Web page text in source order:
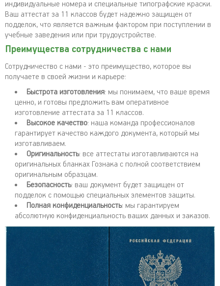
индивидуальные номера и специальные типографские краски.
Ваш аттестат за 11 классов будет надежно защищен от
подделок, что является важным фактором при поступлении в
учебные заведения или при трудоустройстве.
Преимущества сотрудничества с нами
Сотрудничество с нами - это преимущество, которое вы
получаете в своей жизни и карьере:
Быстрота изготовления: мы понимаем, что ваше время
ценно, и готовы предложить вам оперативное
изготовление аттестата за 11 классов.
Высокое качество: наша команда профессионалов
гарантирует качество каждого документа, который мы
изготавливаем.
Оригинальность: все аттестаты изготавливаются на
оригинальных бланках Гознака с полной соответствием
оригинальным образцам.
Безопасность: ваш документ будет защищен от
подделок с помощью специальных элементов защиты.
Полная конфиденциальность: мы гарантируем
абсолютную конфиденциальность ваших данных и заказов.